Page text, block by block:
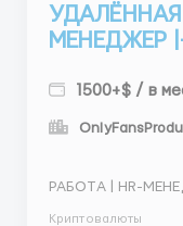
УДАЛЁННАЯ
МЕНЕДЖЕР
1500+$ / в
РАБОТА | HR-
Приветик 🌸
Криптовалюты